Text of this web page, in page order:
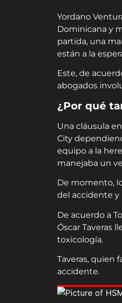
Yordano
Dominicana y
partida, una
están a la
Este, de
abogados
¿Por qué
Una cláusula
City
equipo a la
manejaba un
De momento,
del accidente y
De acuerdo a
Óscar Taveras
toxicología.
Taveras, quien
accidente.